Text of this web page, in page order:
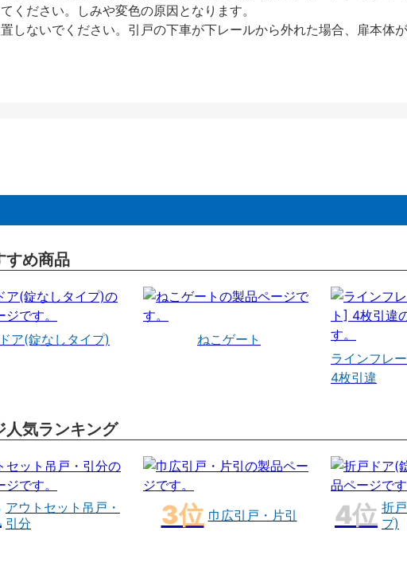
ださい。しみや変色の原因となります。
しないでください。引戸の下車が下レールから外れた場合、扉本体
すめ商品
ア(錠なしタイプ)
ねこゲート
ラインフレ
4枚引違
人気ランキング
アウトセット吊戸・
引分
巾広引戸・片引
折
プ)